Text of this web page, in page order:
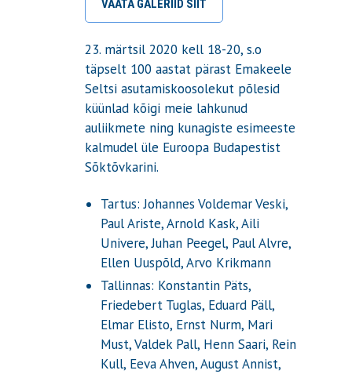
VAATA GALERIID SIIT
23. märtsil 2020 kell 18-20, s.o
täpselt 100 aastat pärast Emakeele
Seltsi asutamiskoosolekut põlesid
küünlad kõigi meie lahkunud
auliikmete ning kunagiste esimeeste
kalmudel üle Euroopa Budapestist
Sõktõvkarini.
Tartus: Johannes Voldemar Veski,
Paul Ariste, Arnold Kask, Aili
Univere, Juhan Peegel, Paul Alvre,
Ellen Uuspõld, Arvo Krikmann
Tallinnas: Konstantin Päts,
Friedebert Tuglas, Eduard Päll,
Elmar Elisto, Ernst Nurm, Mari
Must, Valdek Pall, Henn Saari, Rein
Kull, Eeva Ahven, August Annist,